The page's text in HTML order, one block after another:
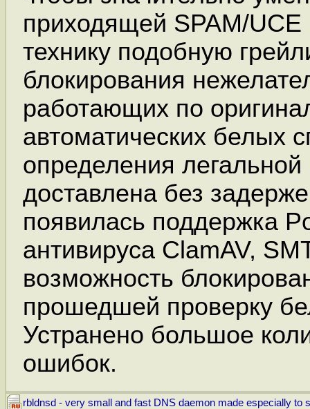
приходящей SPAM/UCE
технику подобную
блокирования
работающих по
автоматических белых
определения легальной
доставлена без
появилась поддержка
антивируса ClamAV,
возможность
прошедшей проверку
Устранено большое
ошибок.
rbldnsd - very small and fast DNS daemon made especially to